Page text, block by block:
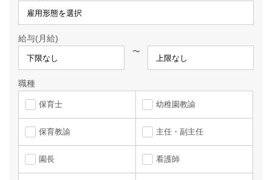
給与(月給)
〜
職種
保育士 幼稚園教諭
保育教諭 主任・副主任
園長 看護師